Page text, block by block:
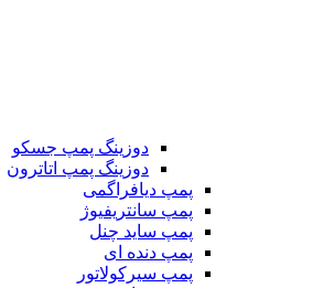
دوزینگ پمپ جسکو
دوزینگ پمپ اتاترون
پمپ دیافراگمی
پمپ سانتریفیوژ
پمپ ساید چنل
پمپ دنده ای
پمپ سیرکولاتور